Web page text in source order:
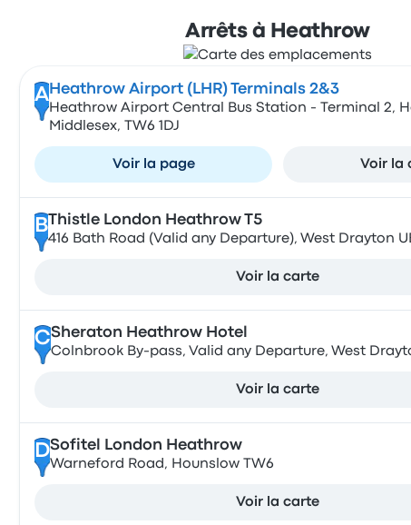
Arrêts à Heathrow
A Heathrow Airport (LHR) Terminals 2&3
Heathrow Airport Central Bus Station - Terminal 2,
Middlesex, TW6 1DJ
Voir la page Voir la
B Thistle London Heathrow T5
416 Bath Road (Valid any Departure), West Drayton
Voir la carte
CSheraton Heathrow Hotel
Colnbrook By-pass, Valid any Departure, West
Voir la carte
DSofitel London Heathrow
Warneford Road, Hounslow TW6
Voir la carte